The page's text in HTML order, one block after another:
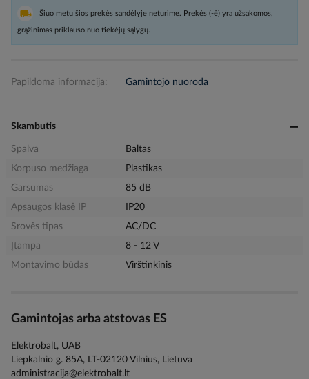
Šiuo metu šios prekės sandėlyje neturime. Prekės (-ė) yra užsakomos,
grąžinimas priklauso nuo tiekėjų sąlygų.
Papildoma informacija: Gamintojo nuoroda
Skambutis
Spalva
Baltas
Korpuso medžiaga
Plastikas
Garsumas
85 dB
Apsaugos klasė IP
IP20
Srovės tipas
AC/DC
Įtampa
8 - 12 V
Montavimo būdas
Virštinkinis
Gamintojas arba atstovas ES
Elektrobalt, UAB
Liepkalnio g. 85A, LT-02120 Vilnius, Lietuva
administracija@elektrobalt.lt